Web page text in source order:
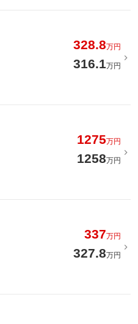
328.8万円
316.1万円
1275万円
1258万円
337万円
327.8万円